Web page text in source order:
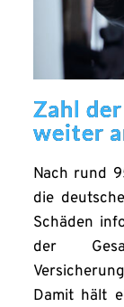
Zahl
weiter
Nach rund
die
Schäden
der
Damit hält